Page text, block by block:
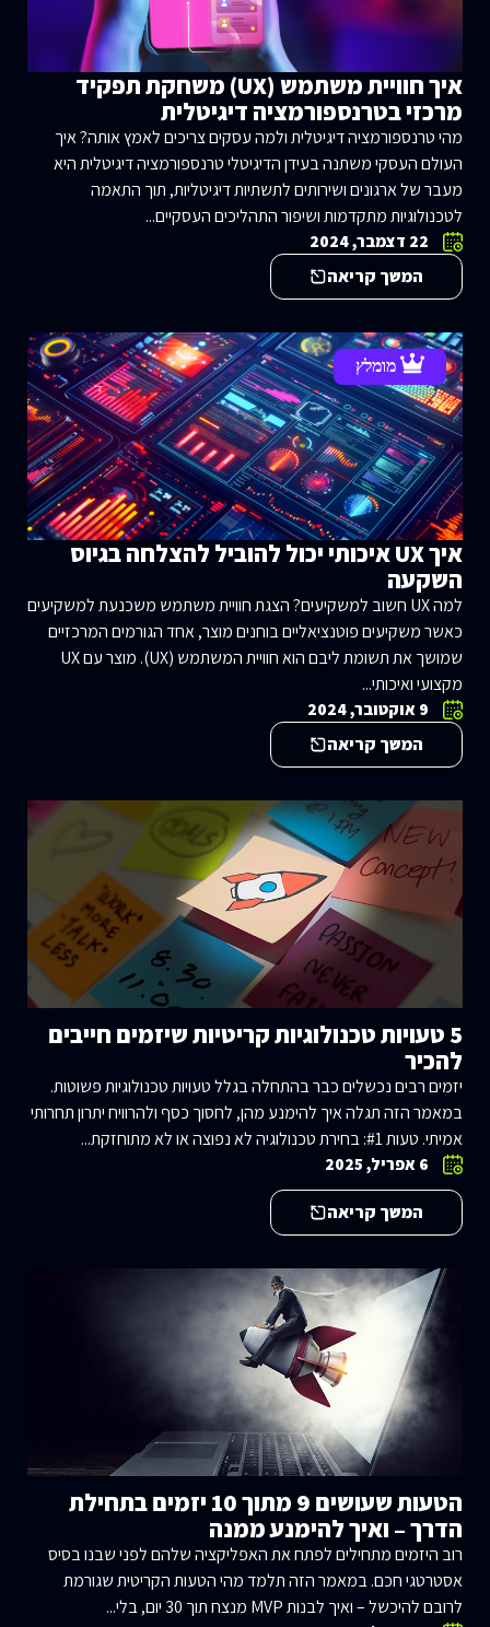
איך חוויית משתמש (UX) משחקת תפקיד
מרכזי בטרנספורמציה דיגיטלית
מהי טרנספורמציה דיגיטלית ולמה עסקים צריכים לאמץ אותה? איך
העולם העסקי משתנה בעידן הדיגיטלי טרנספורמציה דיגיטלית היא
מעבר של ארגונים ושירותים לתשתיות דיגיטליות, תוך התאמה
לטכנולוגיות מתקדמות ושיפור התהליכים העסקיים...
22 דצמבר, 2024
המשך קריאה
מומלץ
איך UX איכותי יכול להוביל להצלחה בגיוס
השקעה
למה UX חשוב למשקיעים? הצגת חוויית משתמש משכנעת למשקיעים
כאשר משקיעים פוטנציאליים בוחנים מוצר, אחד הגורמים המרכזיים
שמושך את תשומת ליבם הוא חוויית המשתמש (UX). מוצר עם UX
מקצועי ואיכותי...
9 אוקטובר, 2024
המשך קריאה
5 טעויות טכנולוגיות קריטיות שיזמים חייבים
להכיר
יזמים רבים נכשלים כבר בהתחלה בגלל טעויות טכנולוגיות פשוטות.
במאמר הזה תגלה איך להימנע מהן, לחסוך כסף ולהרוויח יתרון תחרותי
אמיתי. טעות #1: בחירת טכנולוגיה לא נפוצה או לא מתוחזקת...
6 אפריל, 2025
המשך קריאה
הטעות שעושים 9 מתוך 10 יזמים בתחילת
הדרך – ואיך להימנע ממנה
רוב היזמים מתחילים לפתח את האפליקציה שלהם לפני שבנו בסיס
אסטרטגי חכם. במאמר הזה תלמד מהי הטעות הקריטית שגורמת
לרובם להיכשל – ואיך לבנות MVP מנצח תוך 30 יום, בלי...